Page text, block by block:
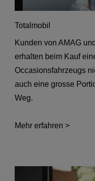
Totalmobil
Kunden von AMAG
erhalten beim Kauf
Occasionsfahrzeugs
auch eine grosse
Weg.
Mehr erfahren >